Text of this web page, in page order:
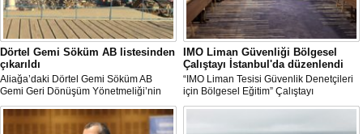
Dörtel Gemi Söküm AB listesinden
çıkarıldı
Aliağa’daki Dörtel Gemi Söküm AB
Gemi Geri Dönüşüm Yönetmeliği’nin
özellikle özellikle kıyı şeridi korumasına
ilişkin hükümlere uymadığı için AB
listesinden çıkarıldı.
IMO Liman Güvenliği Bölgesel
Çalıştayı İstanbul'da düzenlendi
“IMO Liman Tesisi Güvenlik Denetçileri
için Bölgesel Eğitim” Çalıştayı
İstanbul'da düzenlendi.